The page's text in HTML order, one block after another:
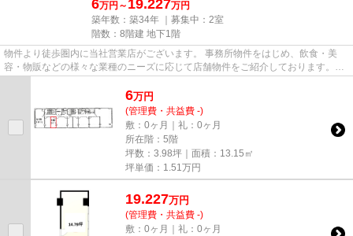
6万円～ 19.227万円
築年数：築34年 ｜募集中： 2室
階数：8階建 地下1階
物件より徒歩圏内に当社営業店がございます。 事務所物件をはじめ、飲食・美
容・物販などの様々な業種のニーズに応じて店舗物件をご紹介しております。
尚、弊社ではおとり広告は一切...
6万円
(管理費・共益費 -)
敷：0ヶ月｜礼：0ヶ月
所在階：5階
坪数：3.98坪｜面積：13.15㎡
坪単価： 1.51 万円
19.227万円
(管理費・共益費 -)
敷：0ヶ月｜礼：0ヶ月